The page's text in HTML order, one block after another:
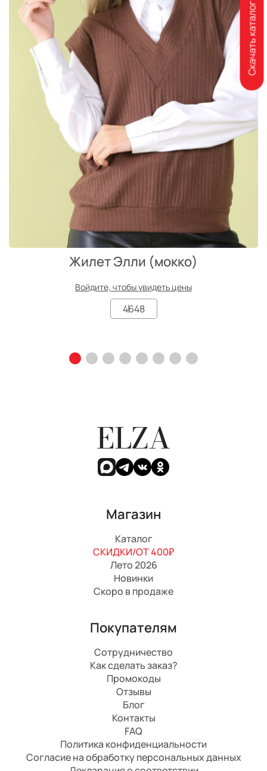
Жилет Элли (мокко)
Войдите, чтобы увидеть цены
4648
ELZA
Магазин
Каталог
СКИДКИ/ОТ 400₽
Лето 2026
Новинки
Скоро в продаже
Покупателям
Сотрудничество
Как сделать заказ?
Промокоды
Отзывы
Блог
Контакты
FAQ
Политика конфиденциальности
Согласие на обработку персональных данных
Скачать каталог